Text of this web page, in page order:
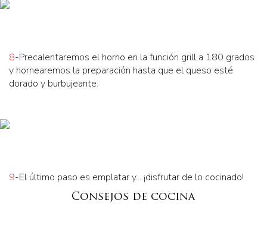
8-Precalentaremos el horno en la función grill a 180 grados
y hornearemos la preparación hasta que el queso esté
dorado y burbujeante.
9-El último paso es emplatar y... ¡disfrutar de lo cocinado!
Consejos de cocina